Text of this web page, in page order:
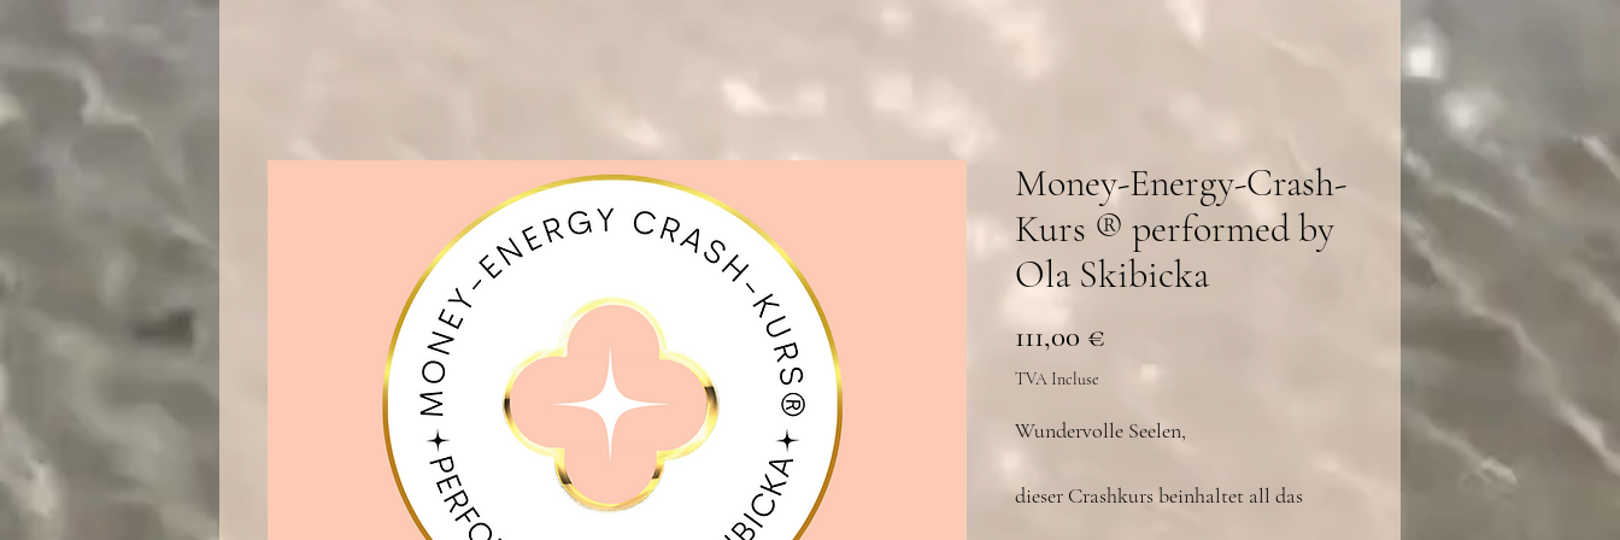
Money-Energy-Crash-
Kurs ®️ performed by
Ola Skibicka
111,00 €
TVA Incluse
Wundervolle Seelen,
dieser Crashkurs beinhaltet all das